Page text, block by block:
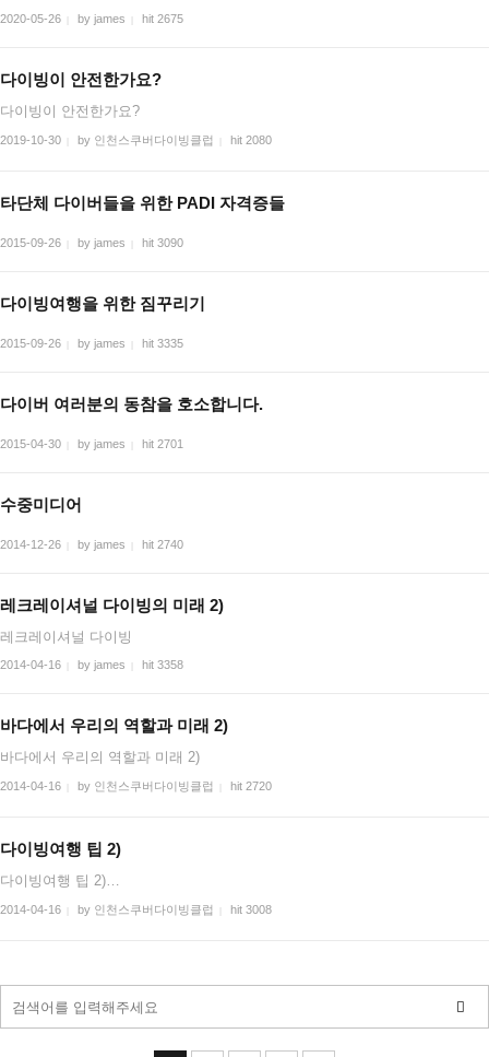
2020-05-26 by james hit 2675
다이빙이 안전한가요?
다이빙이 안전한가요?
2019-10-30 by 인천스쿠버다이빙클럽 hit 2080
타단체 다이버들을 위한 PADI 자격증들
2015-09-26 by james hit 3090
다이빙여행을 위한 짐꾸리기
2015-09-26 by james hit 3335
다이버 여러분의 동참을 호소합니다.
2015-04-30 by james hit 2701
수중미디어
2014-12-26 by james hit 2740
레크레이셔널 다이빙의 미래 2)
레크레이셔널 다이빙
2014-04-16 by james hit 3358
바다에서 우리의 역할과 미래 2)
바다에서 우리의 역할과 미래 2)
2014-04-16 by 인천스쿠버다이빙클럽 hit 2720
다이빙여행 팁 2)
다이빙여행 팁 2)…
2014-04-16 by 인천스쿠버다이빙클럽 hit 3008